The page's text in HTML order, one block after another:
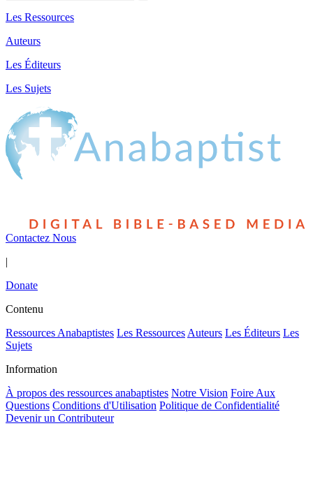
Les Ressources
Auteurs
Les Éditeurs
Les Sujets
Contactez Nous
|
Donate
Contenu
Ressources Anabaptistes Les Ressources Auteurs Les Éditeurs Les
Sujets
Information
À propos des ressources anabaptistes Notre Vision Foire Aux
Questions Conditions d'Utilisation Politique de Confidentialité
Devenir un Contributeur